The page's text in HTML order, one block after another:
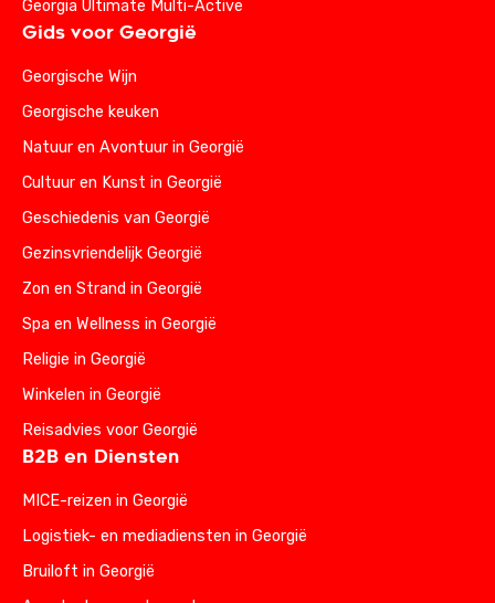
Georgia Ultimate Multi-Active
Gids voor Georgië
Georgische Wijn
Georgische keuken
Natuur en Avontuur in Georgië
Cultuur en Kunst in Georgië
Geschiedenis van Georgië
Gezinsvriendelijk Georgië
Zon en Strand in Georgië
Spa en Wellness in Georgië
Religie in Georgië
Winkelen in Georgië
Reisadvies voor Georgië
B2B en Diensten
MICE-reizen in Georgië
Logistiek- en mediadiensten in Georgië
Bruiloft in Georgië